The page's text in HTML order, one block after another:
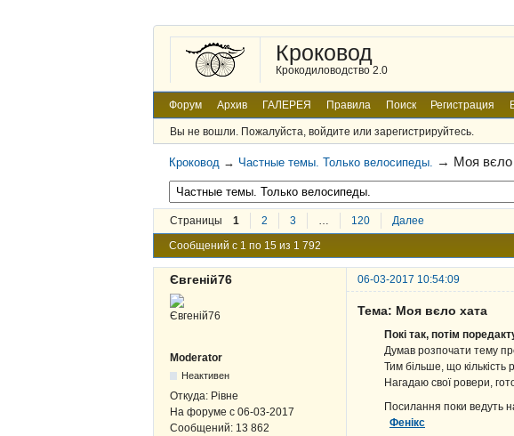
Кроковод
Крокодиловодство 2.0
Форум Архив ГАЛЕРЕЯ Правила Поиск Регистрация
Вы не вошли. Пожалуйста, войдите или зарегистрируйтесь.
Кроковод → Частные темы. Только велосипеды. → Моя вєло
Страницы 1 2 3 … 120 Далее
Сообщений с 1 по 15 из 1 792
Євгеній76 06-03-2017 10:54:09
Moderator
Неактивен
Откуда: Рівне
На форуме с 06-03-2017
Сообщений: 13 862
Тема: Моя вєло хата
Покі так, потім
Думав розпочати тему
Тим більше, що кількість
Нагадаю свої ровери,
Посилання поки ведуть
Фенікс